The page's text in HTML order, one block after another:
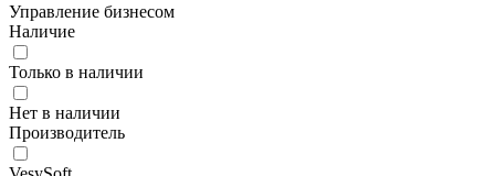
Управление бизнесом
Наличие
Только в наличии
Нет в наличии
Производитель